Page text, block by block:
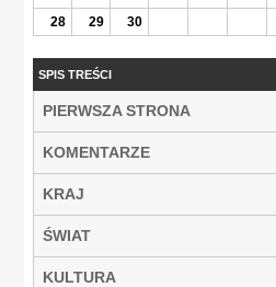
28
29 30
SPIS TREŚCI
PIERWSZA STRONA
KOMENTARZE
KRAJ
ŚWIAT
KULTURA